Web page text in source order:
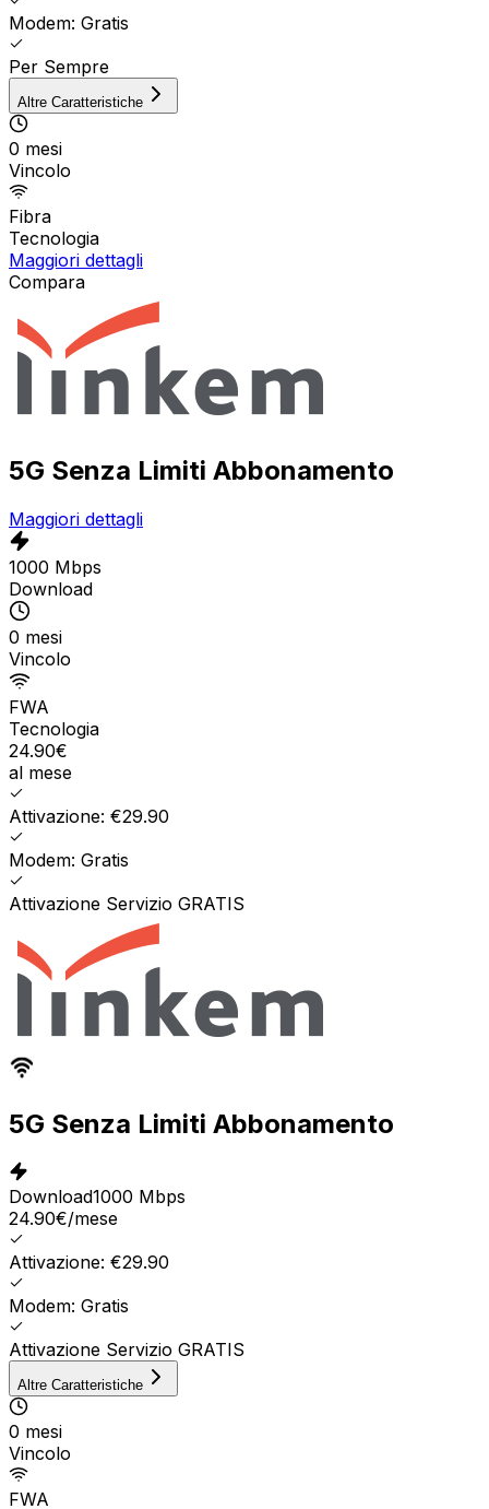
Modem: Gratis
Per Sempre
Altre Caratteristiche
0 mesi
Vincolo
Fibra
Tecnologia
Maggiori dettagli
Compara
5G Senza Limiti Abbonamento
Maggiori dettagli
1000 Mbps
Download
0 mesi
Vincolo
FWA
Tecnologia
24.90€
al mese
Attivazione: €29.90
Modem: Gratis
Attivazione Servizio GRATIS
5G Senza Limiti Abbonamento
Download1000 Mbps
24.90€/mese
Attivazione: €29.90
Modem: Gratis
Attivazione Servizio GRATIS
Altre Caratteristiche
0 mesi
Vincolo
FWA